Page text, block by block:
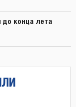
до конца лета